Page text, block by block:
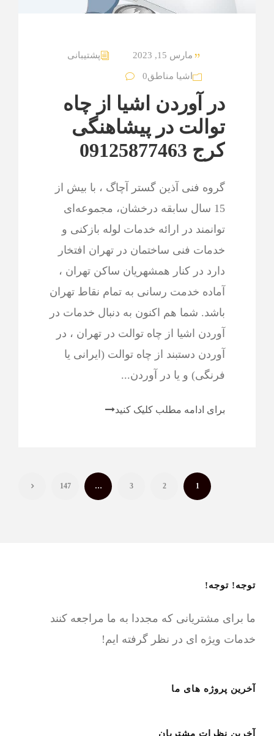
مارس 15, 2023 پشتیبانی
اشیا مناطق0
در آوردن اشیا از چاه
توالت در پیشاهنگی
کرج 09125877463
گروه فنی آذین گستر آچاگ ، با بیش از
15 سال سابقه درخشان، مجموعه‌ای
توانمند در ارائه خدمات لوله بازکنی و
خدمات فنی ساختمان در تهران افتخار
دارد در کنار همشهریان ساکن تهران ،
آماده خدمت رسانی به تمام نقاط تهران
باشد. شما هم اکنون به دنبال خدمات در
آوردن اشیا از چاه توالت در تهران ، در
آوردن دستبند از چاه توالت (ایرانی یا
فرنگی) و یا در آوردن...
برای ادامه مطلب کلیک کنید
1
2
3
…
147
توجه! توجه!
ما برای مشتریانی که مجددا به ما مراجعه کنند
خدمات ویژه ای در نظر گرفته ایم!
آخرین پروژه های ما
آخرین نظرات مشتریان